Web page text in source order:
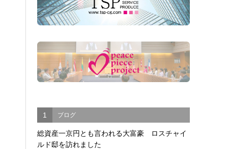
1 ブログ
総資産一京円とも言われる大富豪 ロスチャイ
ルド邸を訪れました